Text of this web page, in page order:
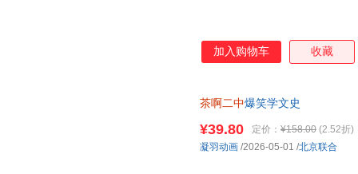
加入购物车 收藏
茶啊二中爆笑学文史
¥39.80 定价： ¥158.00 (2.52折)
凝羽动画 /2026-05-01 /北京联合